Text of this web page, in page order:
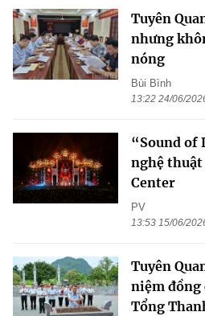
Tuyên
nhưng
nóng
Bùi Bình
13:22 24/06/
“Sound of
nghệ thuật
Center
PV
13:53 15/06/
Tuyên
niệm đồng
Tổng